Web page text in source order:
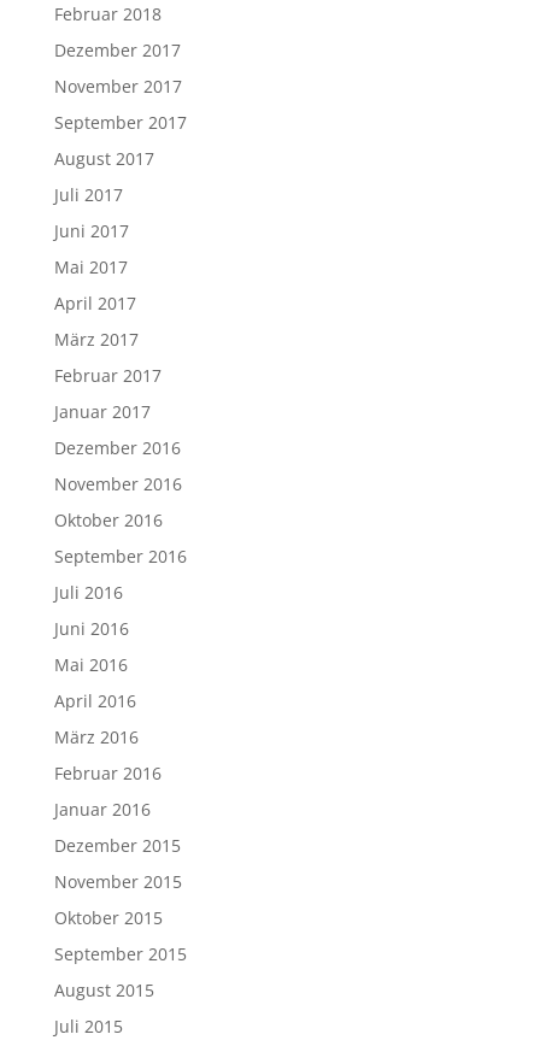
Februar 2018
Dezember 2017
November 2017
September 2017
August 2017
Juli 2017
Juni 2017
Mai 2017
April 2017
März 2017
Februar 2017
Januar 2017
Dezember 2016
November 2016
Oktober 2016
September 2016
Juli 2016
Juni 2016
Mai 2016
April 2016
März 2016
Februar 2016
Januar 2016
Dezember 2015
November 2015
Oktober 2015
September 2015
August 2015
Juli 2015